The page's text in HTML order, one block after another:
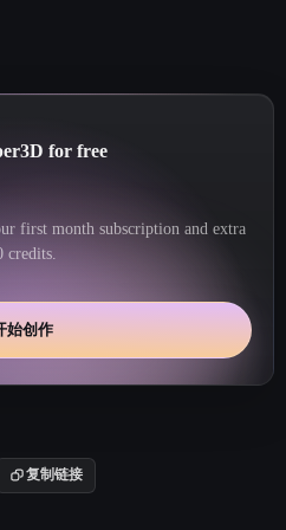
for free
first month subscription and extra
credits.
始创作
复制链接